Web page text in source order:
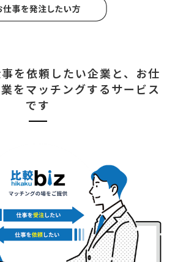
を依頼したい企業と、 お仕
をマッチングするサービス
です